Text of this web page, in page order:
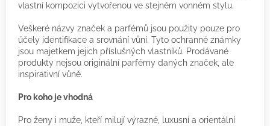
vlastní kompozici vytvořenou ve stejném vonném stylu.
Veškeré názvy značek a parfémů jsou použity pouze pro
účely identifikace a srovnání vůní. Tyto ochranné známky
jsou majetkem jejich příslušných vlastníků. Prodávané
produkty nejsou originální parfémy daných značek, ale
inspirativní vůně.
Pro koho je vhodná
Pro ženy i muže, kteří milují výrazné, luxusní a orientální